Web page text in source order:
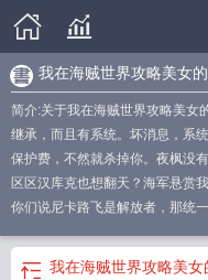
我在海贼世界攻略美女
简介:关于我在海贼世界攻略美女
继承，而且有系统。坏消息，系
保护费，不然就杀掉你。夜枫没
区区汉库克也想翻天？海军悬赏
你们说尼卡路飞是解放者，那统
看书吧我在海贼世界开发app
我在海贼世界攻略美女